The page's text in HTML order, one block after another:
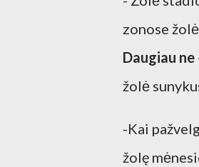
zonose
Daugiau ne
žolė
-Kai
žolę